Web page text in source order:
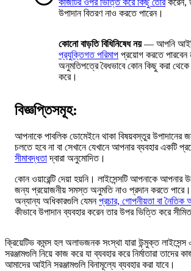
কাজটির ওপর ভিত্তি করে কিছু তৈরিকরেন,
উপাদান বিতরণ নাও করতে পারেন।
কোনো বাড়তি বিধিনিষেধ নয়— আপনি আইনি
প্রযুক্তিগত পরিমাপ প্রয়োগ করতে পারবেন
অনুমতিপত্রে বৈধভাবে কোন কিছু করা থেকে
করে।
বিজ্ঞপ্তিসমূহ:
আপনাকে পাবলিক ডোমেইনে থাকা বিষয়বস্তুর উপাদানের
চলতে হবে না বা সেখানে যেখানে আপনার ব্যবহার একটি
সীমাবদ্ধতাদ্বারা অনুমোদিত।
কোন ওয়ারেন্টি দেয়া হয়নি। লাইসেন্সটি আপনাকে আপনার
জন্য প্রয়োজনীয় সমস্ত অনুমতি নাও প্রদান করতে
অন্যান্য অধিকারগুলি যেমনপ্রচার, গোপনীয়তা বা নৈতিক
কীভাবে উপাদান ব্যবহার করেন তার উপর ভিত্তি করে
ক্রিয়েটিভ কমন্স হল অলাভজনক সংস্থা যারা উন্মুক্ত
সরঞ্জামগুলি নিয়ে কাজ করে যা ব্যবহার করে নির্মাতারা তাদের
আমাদের আইনি সরঞ্জামগুলি বিনামূল্যে ব্যবহার করা যাবে।